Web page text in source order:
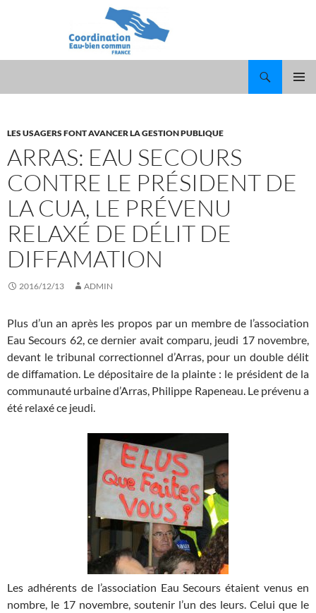
LES USAGERS FONT AVANCER LA GESTION PUBLIQUE
ARRAS: EAU SECOURS
CONTRE LE PRÉSIDENT DE
LA CUA, LE PRÉVENU
RELAXÉ DE DÉLIT DE
DIFFAMATION
2016/12/13 ADMIN
Plus d’un an après les propos par un membre de l’association
Eau Secours 62, ce dernier avait comparu, jeudi 17 novembre,
devant le tribunal correctionnel d’Arras, pour un double délit
de diffamation. Le dépositaire de la plainte : le président de la
communauté urbaine d’Arras, Philippe Rapeneau. Le prévenu a
été relaxé ce jeudi.
Les adhérents de l’association Eau Secours étaient venus en
nombre, le 17 novembre, soutenir l’un des leurs. Celui que le